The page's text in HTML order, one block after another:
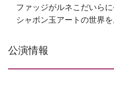
ファッジがルネこだいら
シャボン玉アートの世界
公演情報